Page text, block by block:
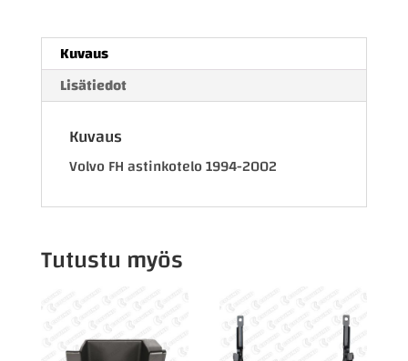
Kuvaus
Lisätiedot
Kuvaus
Volvo FH astinkotelo 1994-2002
Tutustu myös